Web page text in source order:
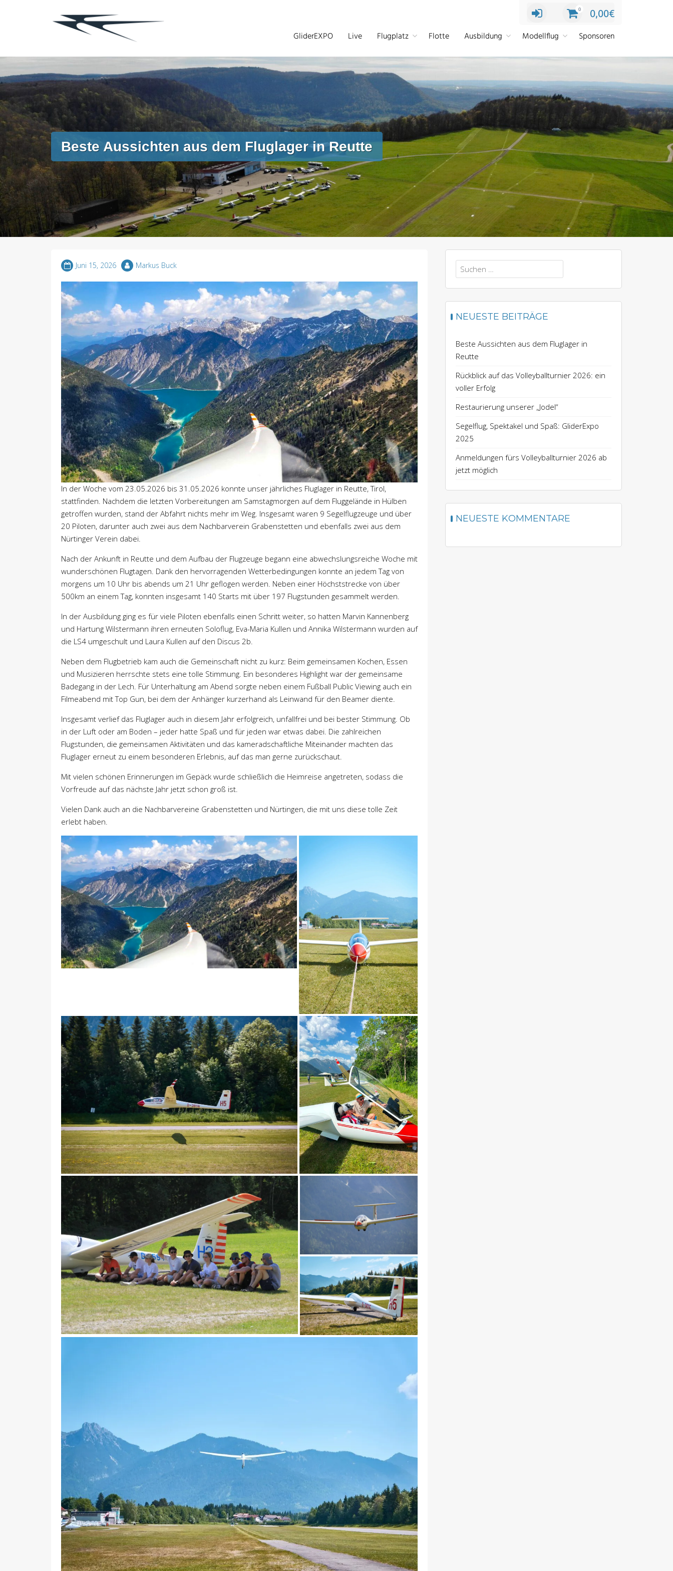
0 0,00€
GliderEXPO Live Flugplatz Flotte Ausbildung Modellflug Sponsoren
Beste Aussichten aus dem Fluglager in Reutte
Juni 15, 2026 Markus Buck
In der Woche vom 23.05.2026 bis 31.05.2026 konnte unser jährliches Fluglager in Reutte, Tirol,
stattfinden. Nachdem die letzten Vorbereitungen am Samstagmorgen auf dem Fluggelände in Hülben
getroffen wurden, stand der Abfahrt nichts mehr im Weg. Insgesamt waren 9 Segelflugzeuge und über
20 Piloten, darunter auch zwei aus dem Nachbarverein Grabenstetten und ebenfalls zwei aus dem
Nürtinger Verein dabei.
Nach der Ankunft in Reutte und dem Aufbau der Flugzeuge begann eine abwechslungsreiche Woche mit
wunderschönen Flugtagen. Dank den hervorragenden Wetterbedingungen konnte an jedem Tag von
morgens um 10 Uhr bis abends um 21 Uhr geflogen werden. Neben einer Höchststrecke von über
500km an einem Tag, konnten insgesamt 140 Starts mit über 197 Flugstunden gesammelt werden.
In der Ausbildung ging es für viele Piloten ebenfalls einen Schritt weiter, so hatten Marvin Kannenberg
und Hartung Wilstermann ihren erneuten Soloflug, Eva-Maria Kullen und Annika Wilstermann wurden auf
die LS4 umgeschult und Laura Kullen auf den Discus 2b.
Neben dem Flugbetrieb kam auch die Gemeinschaft nicht zu kurz: Beim gemeinsamen Kochen, Essen
und Musizieren herrschte stets eine tolle Stimmung. Ein besonderes Highlight war der gemeinsame
Badegang in der Lech. Für Unterhaltung am Abend sorgte neben einem Fußball Public Viewing auch ein
Filmeabend mit Top Gun, bei dem der Anhänger kurzerhand als Leinwand für den Beamer diente.
Insgesamt verlief das Fluglager auch in diesem Jahr erfolgreich, unfallfrei und bei bester Stimmung. Ob
in der Luft oder am Boden – jeder hatte Spaß und für jeden war etwas dabei. Die zahlreichen
Flugstunden, die gemeinsamen Aktivitäten und das kameradschaftliche Miteinander machten das
Fluglager erneut zu einem besonderen Erlebnis, auf das man gerne zurückschaut.
Mit vielen schönen Erinnerungen im Gepäck wurde schließlich die Heimreise angetreten, sodass die
Vorfreude auf das nächste Jahr jetzt schon groß ist.
Vielen Dank auch an die Nachbarvereine Grabenstetten und Nürtingen, die mit uns diese tolle Zeit
erlebt haben.
Suchen
nach:
NEUESTE BEITRÄGE
Beste Aussichten aus dem Fluglager in
Reutte
Rückblick auf das Volleyballturnier 2026: ein
voller Erfolg
Restaurierung unserer „Jodel“
Segelflug, Spektakel und Spaß: GliderExpo
2025
Anmeldungen fürs Volleyballturnier 2026 ab
jetzt möglich
NEUESTE KOMMENTARE